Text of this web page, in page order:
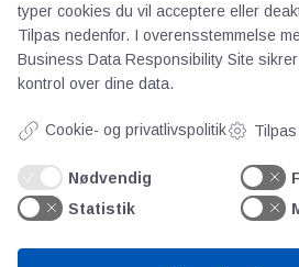
Videncentre
Teknologisk Institut
Videncentre
Litteratur
Forkortelser
Ståbi
typer cookies du vil acceptere eller
Tilpas nedenfor. I overensstemmelse
Business Data Responsibility Site
kontrol over dine data.
Cookie- og privatlivspolitik Tilpas
Nødvendig
Statistik